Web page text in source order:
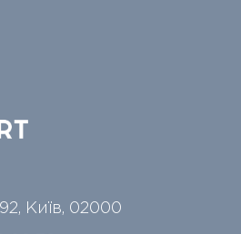
Київ, 02000